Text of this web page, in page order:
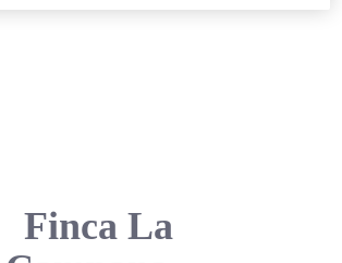
Finca La